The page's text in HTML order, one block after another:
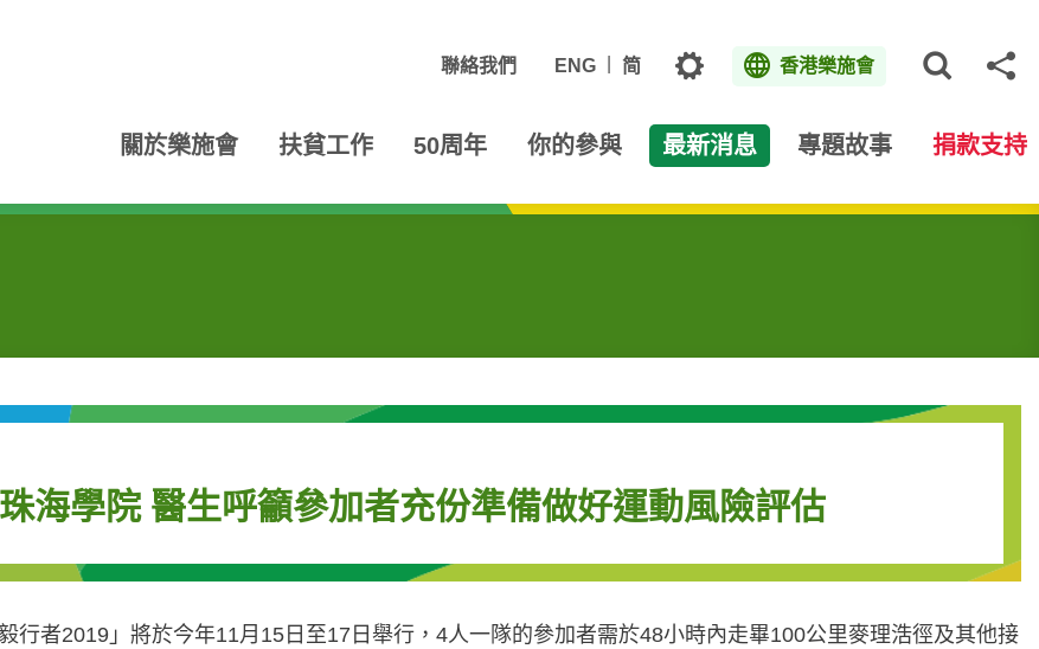
聯絡我們 ENG 简 主題 香港樂施會
關於樂施會 扶貧工作 50周年 你的參與 最新消息 專題故事 捐款支持
海學院 醫生呼籲參加者充份準備做好運動風險評估
行者2019」將於今年11月15日至17日舉行，4人一隊的參加者需於48小時內走畢100公里麥理浩徑及其他接